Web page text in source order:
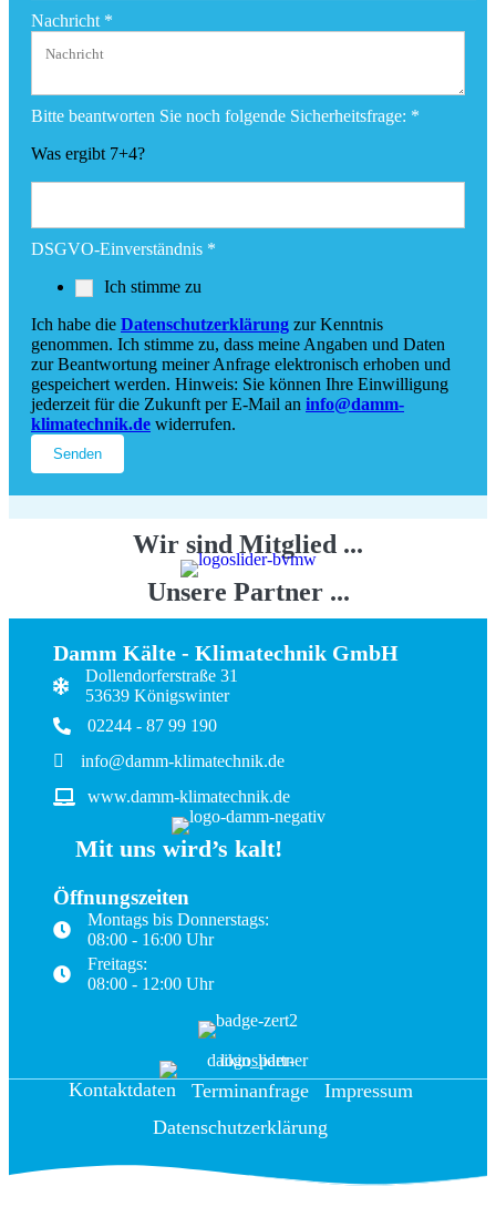
Nachricht *
Bitte beantworten Sie noch folgende Sicherheitsfrage: *
Was ergibt 7+4?
Layout
Einverständnis
DSGVO-Einverständnis *
Ich stimme zu
Ich habe die Datenschutzerklärung zur Kenntnis
genommen. Ich stimme zu, dass meine Angaben und Daten
zur Beantwortung meiner Anfrage elektronisch erhoben und
gespeichert werden. Hinweis: Sie können Ihre Einwilligung
jederzeit für die Zukunft per E-Mail an info@damm-
klimatechnik.de widerrufen.
Senden
Wir sind Mitglied ...
Unsere Partner ...
Damm Kälte - Klimatechnik GmbH
Dollendorferstraße 31
53639 Königswinter
02244 - 87 99 190
info@damm-klimatechnik.de
www.damm-klimatechnik.de
Mit uns wird’s kalt!
Öffnungszeiten
Montags bis Donnerstags:
08:00 - 16:00 Uhr
Freitags:
08:00 - 12:00 Uhr
Kontakt­daten Termin­anfrage
Impressum
Datenschutz­erklärung